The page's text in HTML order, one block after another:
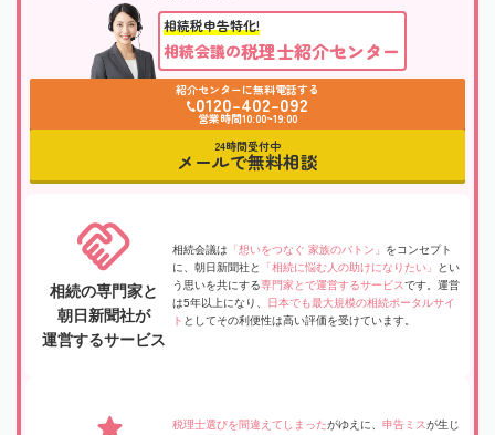
相続税申告特化!
相続会議の税理士紹介センター
紹介センターに無料電話する
0120-402-092
営業時間10:00~19:00
24時間受付中
メールで無料相談
相続の専門家と
朝日新聞社が
運営するサービス
相続会議は 「想いをつなぐ 家族のバトン」 をコンセプト
に、朝日新聞社と
「相続に悩む人の助けになりたい」
とい
う思いを共にする専門家とで運営するサービスです。運営
は5年以上になり、
日本でも最大規模の相続ポータルサイ
ト としてその利便性は高い評価を受けています。
税理士選びを間違えてしまったがゆえに、 申告ミスが生じ